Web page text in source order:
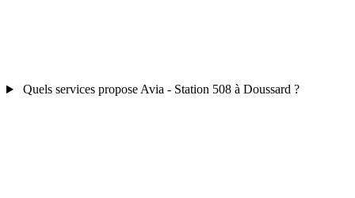
Quels services propose Avia - Station 508 à Doussard ?